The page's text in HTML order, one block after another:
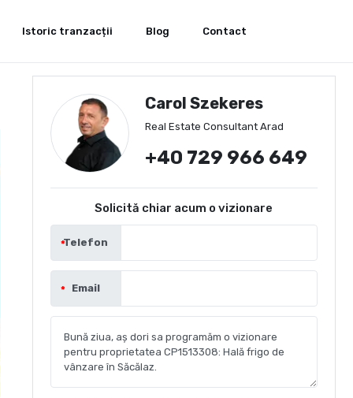
Istoric tranzacții Blog Contact
Carol Szekeres
Real Estate Consultant Arad
+40 729 966 649
Solicită chiar acum o vizionare
Telefon
Email